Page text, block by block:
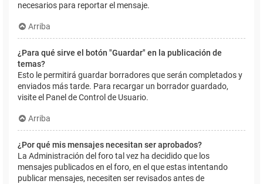
necesarios para reportar el mensaje.
Arriba
¿Para qué sirve el botón "Guardar" en la publicación de
temas?
Esto le permitirá guardar borradores que serán completados y
enviados más tarde. Para recargar un borrador guardado,
visite el Panel de Control de Usuario.
Arriba
¿Por qué mis mensajes necesitan ser aprobados?
La Administración del foro tal vez ha decidido que los
mensajes publicados en el foro, en el que estas intentando
publicar mensajes, necesiten ser revisados antes de